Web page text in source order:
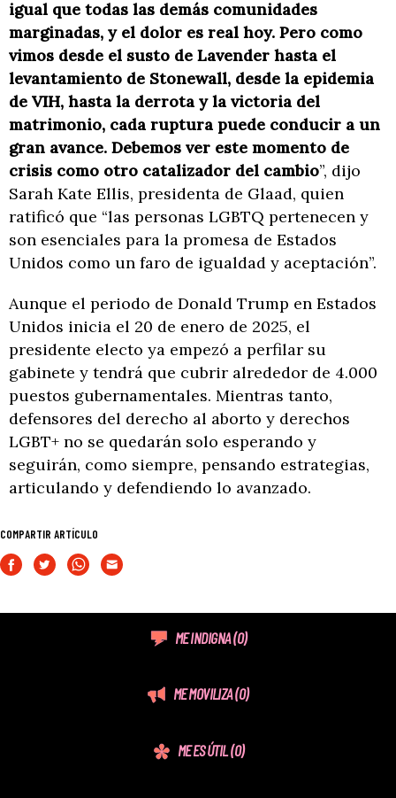
igual que todas las demás comunidades
marginadas, y el dolor es real hoy. Pero como
vimos desde el susto de Lavender hasta el
levantamiento de Stonewall, desde la epidemia
de VIH, hasta la derrota y la victoria del
matrimonio, cada ruptura puede conducir a un
gran avance. Debemos ver este momento de
crisis como otro catalizador del cambio”, dijo
Sarah Kate Ellis, presidenta de Glaad, quien
ratificó que “las personas LGBTQ pertenecen y
son esenciales para la promesa de Estados
Unidos como un faro de igualdad y aceptación”.
Aunque el periodo de Donald Trump en Estados
Unidos inicia el 20 de enero de 2025, el
presidente electo ya empezó a perfilar su
gabinete y tendrá que cubrir alrededor de 4.000
puestos gubernamentales. Mientras tanto,
defensores del derecho al aborto y derechos
LGBT+ no se quedarán solo esperando y
seguirán, como siempre, pensando estrategias,
articulando y defendiendo lo avanzado.
COMPARTIR ARTÍCULO
ME INDIGNA(0)
ME MOVILIZA(0)
ME ES ÚTIL(0)